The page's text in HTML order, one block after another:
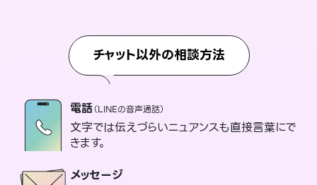
チャット以外の相談方法
電話（LINEの音声通話）
文字では伝えづらいニュアンスも直接言葉にで
きます。
メッセージ